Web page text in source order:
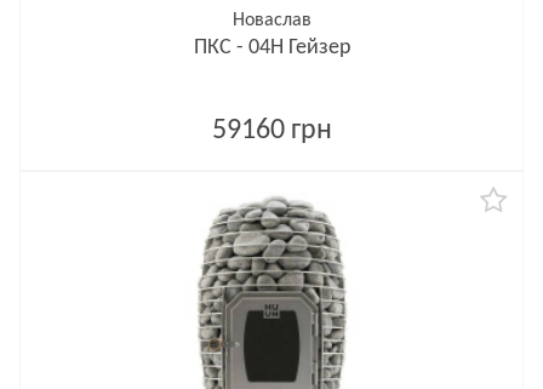
Новаслав
ПКС - 04Н Гейзер
59160 грн